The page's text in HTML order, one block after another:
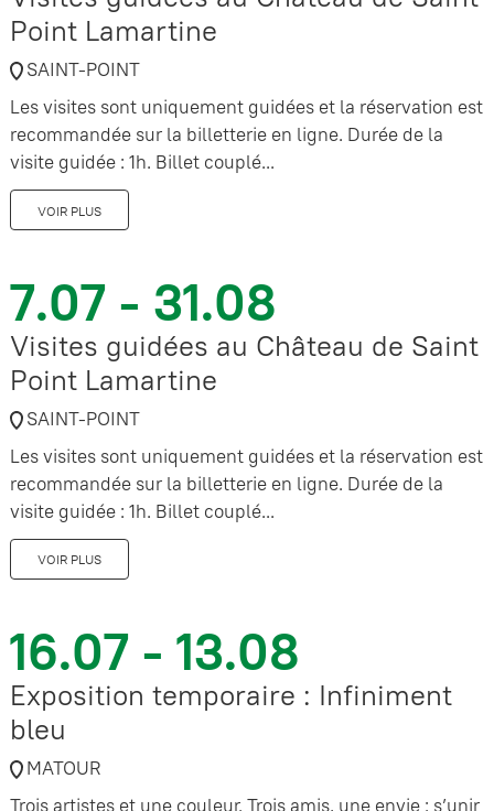
Point Lamartine
SAINT-POINT
Les visites sont uniquement guidées et la réservation est
recommandée sur la billetterie en ligne. Durée de la
visite guidée : 1h. Billet couplé...
VOIR PLUS
7.07 - 31.08
Visites guidées au Château de Saint
Point Lamartine
SAINT-POINT
Les visites sont uniquement guidées et la réservation est
recommandée sur la billetterie en ligne. Durée de la
visite guidée : 1h. Billet couplé...
VOIR PLUS
16.07 - 13.08
Exposition temporaire : Infiniment
bleu
MATOUR
Trois artistes et une couleur. Trois amis, une envie : s’unir